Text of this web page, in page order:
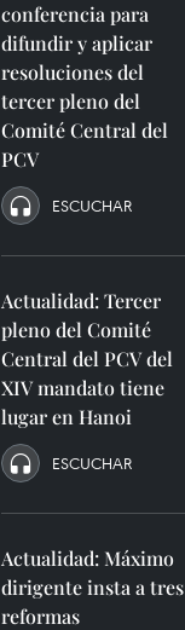
conferencia para
difundir y aplicar
resoluciones del
tercer pleno del
Comité Central del
PCV
ESCUCHAR
Actualidad: Tercer
pleno del Comité
Central del PCV del
XIV mandato tiene
lugar en Hanoi
ESCUCHAR
Actualidad: Máximo
dirigente insta a tres
reformas